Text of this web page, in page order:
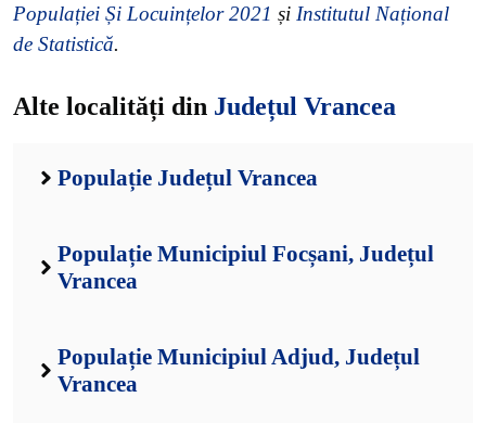
Populației Și Locuințelor 2021 și Institutul Național
de Statistică.
Alte localități din Județul Vrancea
Populație Județul Vrancea
Populație Municipiul Focșani, Județul
Vrancea
Populație Municipiul Adjud, Județul
Vrancea